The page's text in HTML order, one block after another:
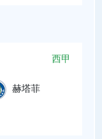
西甲
赫塔菲